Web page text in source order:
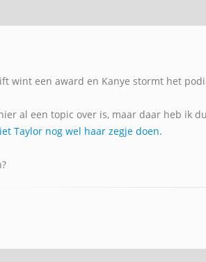
wint een award en Kanye stormt het
al een topic over is, maar daar heb ik
Taylor nog wel haar zegje doen.